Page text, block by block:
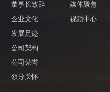
董事长致辞
企业文化
发展足迹
公司架构
公司荣誉
领导关怀
媒体聚焦
视频中心